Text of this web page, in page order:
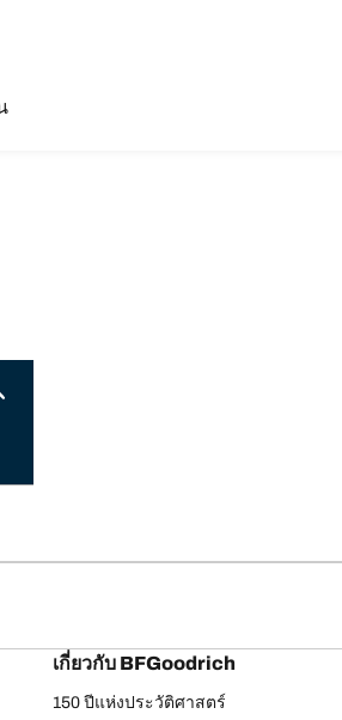
เกี่ยวกับ BFGoodrich
150 ปีแห่งประวัติศาสตร์